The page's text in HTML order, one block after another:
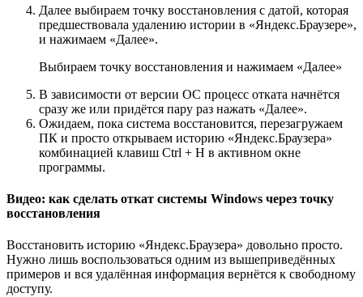
Далее выбираем точку восстановления с датой, которая
предшествовала удалению истории в «Яндекс.Браузере»,
и нажимаем «Далее».
Выбираем точку восстановления и нажимаем «Далее»
В зависимости от версии ОС процесс отката начнётся
сразу же или придётся пару раз нажать «Далее».
Ожидаем, пока система восстановится, перезагружаем
ПК и просто открываем историю «Яндекс.Браузера»
комбинацией клавиш Ctrl + H в активном окне
программы.
Видео: как сделать откат системы Windows через точку
восстановления
Восстановить историю «Яндекс.Браузера» довольно просто.
Нужно лишь воспользоваться одним из вышеприведённых
примеров и вся удалённая информация вернётся к свободному
доступу.